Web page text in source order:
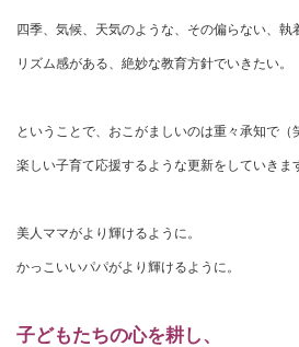
四季、気候、天気のような、その偏らない、執
リズム感がある、絶妙な教育方針でいきたい。
ということで、おこがましいのは重々承知で（
楽しい子育て応援するような更新をしていきま
美人ママがより輝けるように。
かっこいいパパがより輝けるように。
子どもたちの心を耕し、